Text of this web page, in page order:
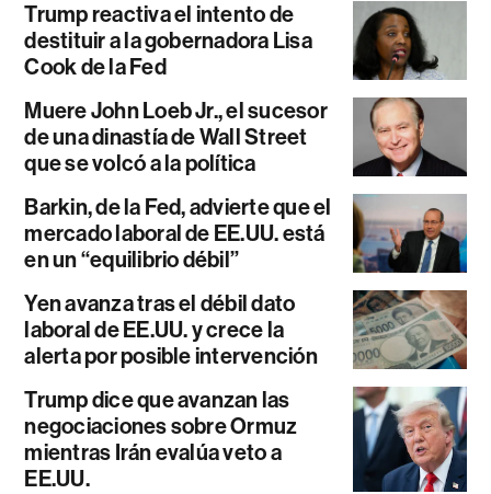
Trump reactiva el intento de
destituir a la gobernadora Lisa
Cook de la Fed
Muere John Loeb Jr., el sucesor
de una dinastía de Wall Street
que se volcó a la política
Barkin, de la Fed, advierte que el
mercado laboral de EE.UU. está
en un “equilibrio débil”
Yen avanza tras el débil dato
laboral de EE.UU. y crece la
alerta por posible intervención
Trump dice que avanzan las
negociaciones sobre Ormuz
mientras Irán evalúa veto a
EE.UU.